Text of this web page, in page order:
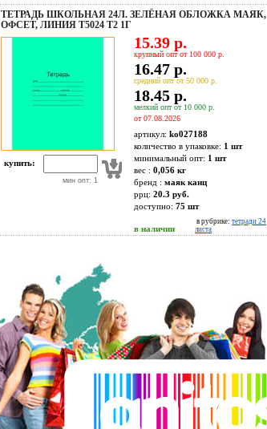
ТЕТРАДЬ ШКОЛЬНАЯ 24Л. ЗЕЛЁНАЯ ОБЛОЖКА МАЯК,
ОФСЕТ, ЛИНИЯ Т5024 Т2 1Г
купить:
мин опт: 1
15.39 р.
крупный опт от 100 000 р.
16.47 р.
средний опт от 50 000 р.
18.45 р.
мелкий опт от 10 000 р.
от 07.08.2026
артикул: ko027188
количество в упаковке: 1 шт
минимальный опт: 1 шт
вес : 0,056 кг
бренд : маяк канц
ррц: 20.3 руб.
доступно: 75 шт
в наличии
в рубрике: тетради 24
листа